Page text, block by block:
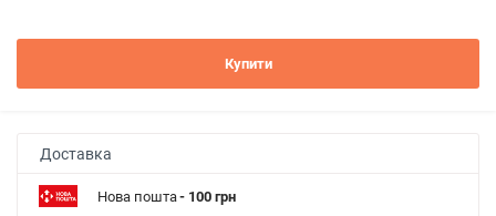
Купити
Доставка
Нова пошта- 100 грн